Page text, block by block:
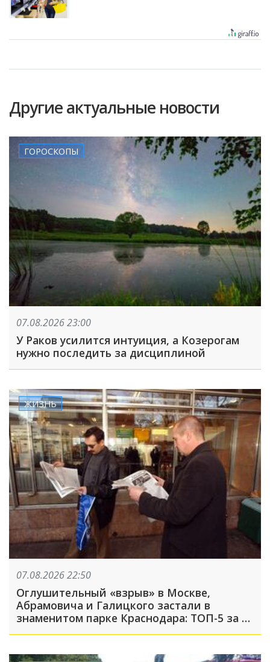
Другие актуальные новости
ГОРОСКОПЫ
07.08.2026 23:00
У Раков усилится интуиция, а Козерогам
нужно последить за дисциплиной
ЖИЗНЬ
07.08.2026 22:50
Оглушительный «взрыв» в Москве,
Абрамовича и Галицкого застали в
знаменитом парке Краснодара: ТОП-5 за 7
августа